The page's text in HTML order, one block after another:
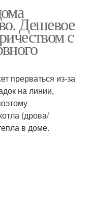
отопление
на даче
Дешевое
с
прерваться из-за
на линии,
(дрова/
в доме.